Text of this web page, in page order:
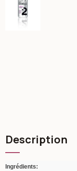
Description
Ingrédients: